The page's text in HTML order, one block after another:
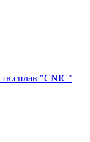
"CNIC"